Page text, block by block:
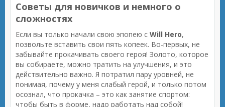
Советы для новичков и немного о
сложностях
Если вы только начали свою эпопею с Will Hero,
позвольте вставить свои пять копеек. Во-первых, не
забывайте прокачивать своего героя! Золото, которое
вы собираете, можно тратить на улучшения, и это
действительно важно. Я потратил пару уровней, не
понимая, почему у меня слабый герой, и только потом
осознал, что прокачка – это как занятие спортом:
чтобы быть в форме, надо работать над собой!